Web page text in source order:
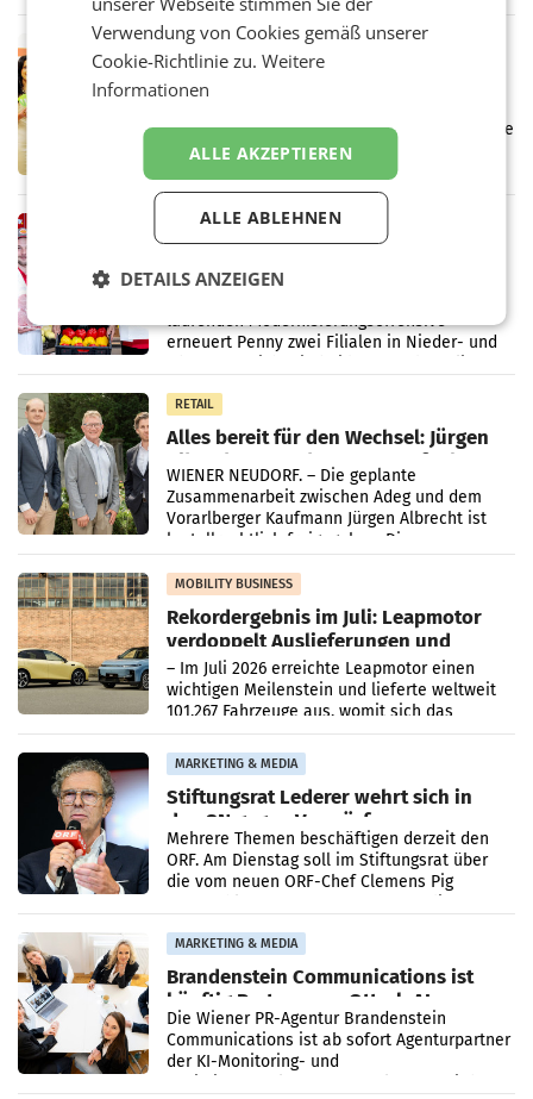
Markterwartung deutlich übertroffen.
RETAIL
Müller informieren am POS über
Kreislauffähigkeit
Über den gesamten August hinweg rücken die
Altstoff Recycling Austria AG (ARA) und der
Handelskonzern Müller die Initiative
„Kreislauf-Helden“ in allen österreichischen
Müller-Filialen
RETAIL
Ober- und Niederösterreich
laufenden Modernisierungsoffensive
erneuert Penny zwei Filialen in Nieder- und
RETAIL
Alles bereit für den Wechsel: Jürgen
Albrecht setzt ab 1.1.2027 auf Adeg
WIENER NEUDORF. – Die geplante
Zusammenarbeit zwischen Adeg und dem
Vorarlberger Kaufmann Jürgen Albrecht ist
kartellrechtlich freigegeben: Die
Bundeswettbewerbsbehörde und der
Bundeskartellanwalt
MOBILITY BUSINESS
Rekordergebnis im Juli: Leapmotor
verdoppelt Auslieferungen und
überschreitet die 100.000er-Marke
– Im Juli 2026 erreichte Leapmotor einen
wichtigen Meilenstein und lieferte weltweit
101.267 Fahrzeuge aus, womit sich das
Ergebnis gegenüber Juli 2025 mehr als
verdoppelte (+102
MARKETING & MEDIA
Stiftungsrat Lederer wehrt sich in
den SN gegen Vorwürfe
Mehrere Themen beschäftigen derzeit den
ORF. Am Dienstag soll im Stiftungsrat über
die vom neuen ORF-Chef Clemens Pig
MARKETING & MEDIA
Brandenstein Communications ist
künftig Partner von OtterlyAI
Die Wiener PR-Agentur Brandenstein
Communications ist ab sofort Agenturpartner
der KI-Monitoring- und
Verwendung von Cookies gemäß unserer
Cookie-Richtlinie zu.Weitere
Informationen
ALLE AKZEPTIEREN
ALLE ABLEHNEN
DETAILS ANZEIGEN